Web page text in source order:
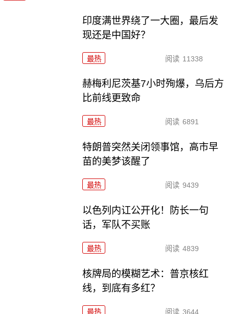
印度满世界绕了一大圈，最后发
现还是中国好？
最热 阅读 11338
赫梅利尼茨基7小时殉爆，乌后方
比前线更致命
最热 阅读 6891
特朗普突然关闭领事馆，高市早
苗的美梦该醒了
最热 阅读 9439
以色列内讧公开化！防长一句
话，军队不买账
最热 阅读 4839
核牌局的模糊艺术：普京核红
线，到底有多红？
最热 阅读 3644